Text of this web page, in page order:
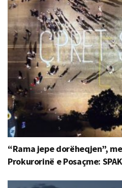
“Rama jepe dorëheqjen”,
Prokurorinë e Posaçme: